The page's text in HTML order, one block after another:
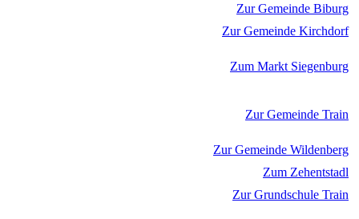
Zur Gemeinde Biburg
Zur Gemeinde Kirchdorf
Zum Markt Siegenburg
Zur Gemeinde Train
Zur Gemeinde Wildenberg
Zum Zehentstadl
Zur Grundschule Train